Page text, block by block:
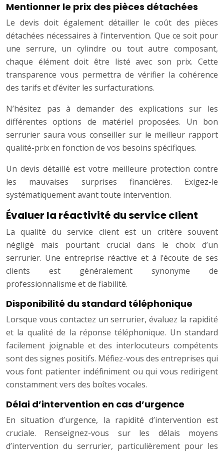
Mentionner le prix des pièces détachées
Le devis doit également détailler le coût des pièces
détachées nécessaires à l’intervention. Que ce soit pour
une serrure, un cylindre ou tout autre composant,
chaque élément doit être listé avec son prix. Cette
transparence vous permettra de vérifier la cohérence
des tarifs et d’éviter les surfacturations.
N’hésitez pas à demander des explications sur les
différentes options de matériel proposées. Un bon
serrurier saura vous conseiller sur le meilleur rapport
qualité-prix en fonction de vos besoins spécifiques.
Un devis détaillé est votre meilleure protection contre
les mauvaises surprises financières. Exigez-le
systématiquement avant toute intervention.
Évaluer la réactivité du service client
La qualité du service client est un critère souvent
négligé mais pourtant crucial dans le choix d’un
serrurier. Une entreprise réactive et à l’écoute de ses
clients est généralement synonyme de
professionnalisme et de fiabilité.
Disponibilité du standard téléphonique
Lorsque vous contactez un serrurier, évaluez la rapidité
et la qualité de la réponse téléphonique. Un standard
facilement joignable et des interlocuteurs compétents
sont des signes positifs. Méfiez-vous des entreprises qui
vous font patienter indéfiniment ou qui vous redirigent
constamment vers des boîtes vocales.
Délai d’intervention en cas d’urgence
En situation d’urgence, la rapidité d’intervention est
cruciale. Renseignez-vous sur les délais moyens
d’intervention du serrurier, particulièrement pour les